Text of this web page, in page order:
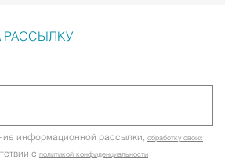
РАССЫЛКУ
информационной рассылки, обработку своих
с политикой конфиденциальности